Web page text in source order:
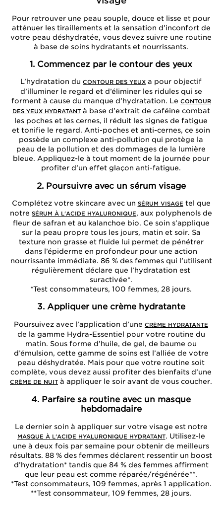
Pour retrouver une peau souple, douce et lisse et pour
atténuer les tiraillements et la sensation d’inconfort de
votre peau déshydratée, vous devez suivre une routine
à base de soins hydratants et nourrissants.
1. Commencez par le contour des yeux
L’hydratation du CONTOUR DES YEUX a pour objectif
d’illuminer le regard et d’éliminer les ridules qui se
forment à cause du manque d’hydratation. Le CONTOUR
DES YEUX HYDRATANTà base d'extrait de caféine combat
les poches et les cernes, il réduit les signes de fatigue
et tonifie le regard. Anti-poches et anti-cernes, ce soin
possède un complexe anti-pollution qui protège la
peau de la pollution et des dommages de la lumière
bleue. Appliquez-le à tout moment de la journée pour
profiter d’un effet glaçon anti-fatigue.
2. Poursuivre avec un sérum visage
Complétez votre skincare avec un SÉRUM VISAGE tel que
notre SÉRUM À L'ACIDE HYALURONIQUE, aux polyphenols de
fleur de safran et au kalanchoe bio. Ce soin s’applique
sur la peau propre tous les jours, matin et soir. Sa
texture non grasse et fluide lui permet de pénétrer
dans l’épiderme en profondeur pour une action
nourrissante immédiate. 86 % des femmes qui l’utilisent
régulièrement déclare que l’hydratation est
suractivée*.
*Test consommateurs, 100 femmes, 28 jours.
3. Appliquer une crème hydratante
Poursuivez avec l’application d’une CRÈME HYDRATANTE
de la gamme Hydra-Essentiel pour votre routine du
matin. Sous forme d’huile, de gel, de baume ou
d’émulsion, cette gamme de soins est l’alliée de votre
peau déshydratée. Mais pour que votre routine soit
complète, vous devez aussi profiter des bienfaits d’une
CRÈME DE NUIT à appliquer le soir avant de vous coucher.
4. Parfaire sa routine avec un masque
hebdomadaire
Le dernier soin à appliquer sur votre visage est notre
MASQUE À L'ACIDE HYALURONIQUE HYDRATANT. Utilisez-le
une à deux fois par semaine pour obtenir de meilleurs
résultats. 88 % des femmes déclarent ressentir un boost
d’hydratation* tandis que 84 % des femmes affirment
que leur peau est comme réparée/régénérée**.
*Test consommateurs, 109 femmes, après 1 application.
**Test consommateur, 109 femmes, 28 jours.